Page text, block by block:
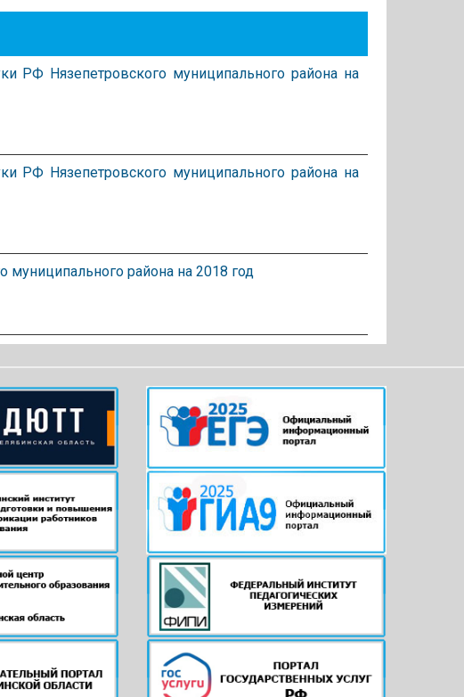
РФ Нязепетровского муниципального района на
РФ Нязепетровского муниципального района на
района на 2018 год